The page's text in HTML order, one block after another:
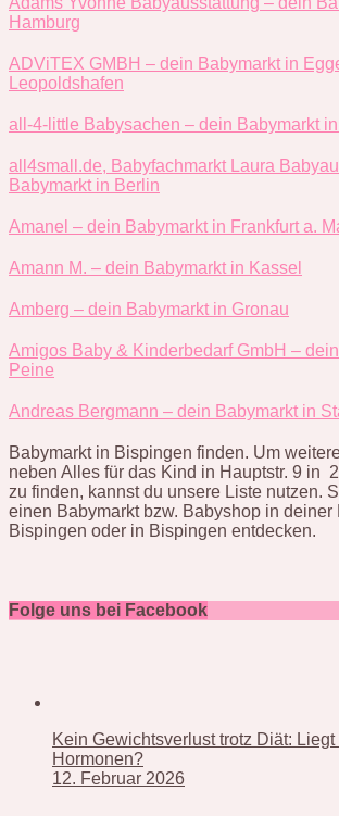
Hamburg
ADViTEX GMBH – dein Babymarkt in
Leopoldshafen
all-4-little Babysachen – dein Babymarkt
all4small.de, Babyfachmarkt Laura
Babymarkt in Berlin
Amanel – dein Babymarkt in Frankfurt a.
Amann M. – dein Babymarkt in Kassel
Amberg – dein Babymarkt in Gronau
Amigos Baby & Kinderbedarf GmbH –
Peine
Andreas Bergmann – dein Babymarkt in
Babymarkt in Bispingen finden. Um
neben Alles für das Kind in Hauptstr. 9 in
zu finden, kannst du unsere Liste nutzen.
einen Babymarkt bzw. Babyshop in deiner
Bispingen oder in Bispingen entdecken.
Folge uns bei Facebook
Kein Gewichtsverlust trotz Diät: Liegt
Hormonen?
12. Februar 2026